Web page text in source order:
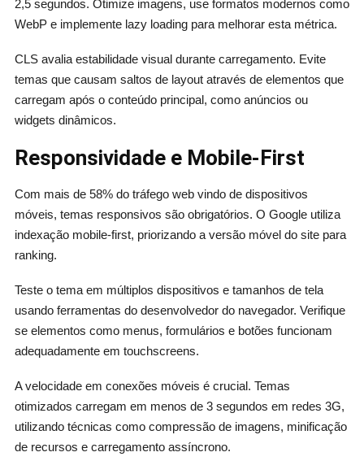
2,5 segundos. Otimize imagens, use formatos modernos como
WebP e implemente lazy loading para melhorar esta métrica.
CLS avalia estabilidade visual durante carregamento. Evite
temas que causam saltos de layout através de elementos que
carregam após o conteúdo principal, como anúncios ou
widgets dinâmicos.
Responsividade e Mobile-First
Com mais de 58% do tráfego web vindo de dispositivos
móveis, temas responsivos são obrigatórios. O Google utiliza
indexação mobile-first, priorizando a versão móvel do site para
ranking.
Teste o tema em múltiplos dispositivos e tamanhos de tela
usando ferramentas do desenvolvedor do navegador. Verifique
se elementos como menus, formulários e botões funcionam
adequadamente em touchscreens.
A velocidade em conexões móveis é crucial. Temas
otimizados carregam em menos de 3 segundos em redes 3G,
utilizando técnicas como compressão de imagens, minificação
de recursos e carregamento assíncrono.